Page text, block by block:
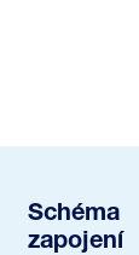
Schéma
zapojení